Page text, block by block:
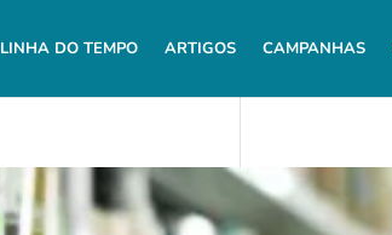
LINHA DO TEMPO ARTIGOS CAMPANHAS